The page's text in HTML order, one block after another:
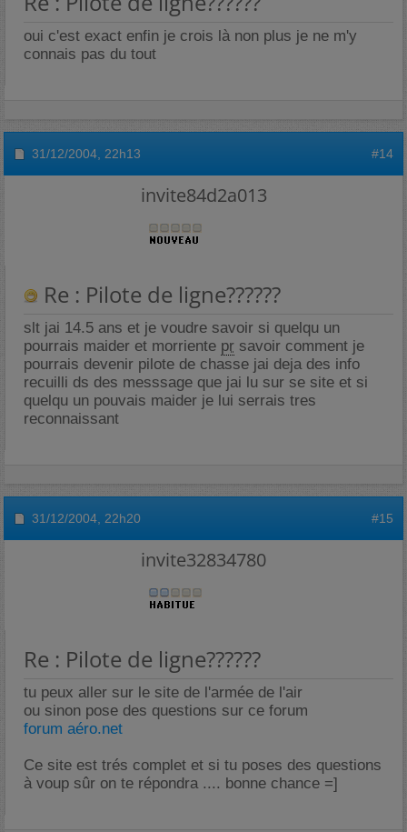
oui c'est exact enfin je crois là non plus je ne m'y
connais pas du tout
31/12/2004, 22h13 #14
invite84d2a013
Re : Pilote de ligne??????
slt jai 14.5 ans et je voudre savoir si quelqu un
pourrais maider et morriente pr savoir comment je
pourrais devenir pilote de chasse jai deja des info
recuilli ds des messsage que jai lu sur se site et si
quelqu un pouvais maider je lui serrais tres
reconnaissant
31/12/2004, 22h20 #15
invite32834780
Re : Pilote de ligne??????
tu peux aller sur le site de l'armée de l'air
ou sinon pose des questions sur ce forum
forum aéro.net
Ce site est trés complet et si tu poses des questions
à voup sûr on te répondra .... bonne chance =]